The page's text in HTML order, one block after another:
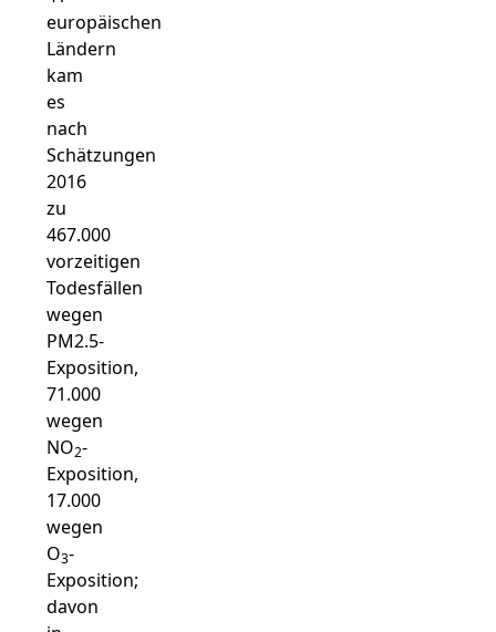
europäischen
Ländern
kam
es
nach
Schätzungen
2016
zu
467.000
vorzeitigen
Todesfällen
wegen
PM2.5-
Exposition,
71.000
wegen
NO2-
Exposition,
17.000
wegen
O3-
Exposition;
davon